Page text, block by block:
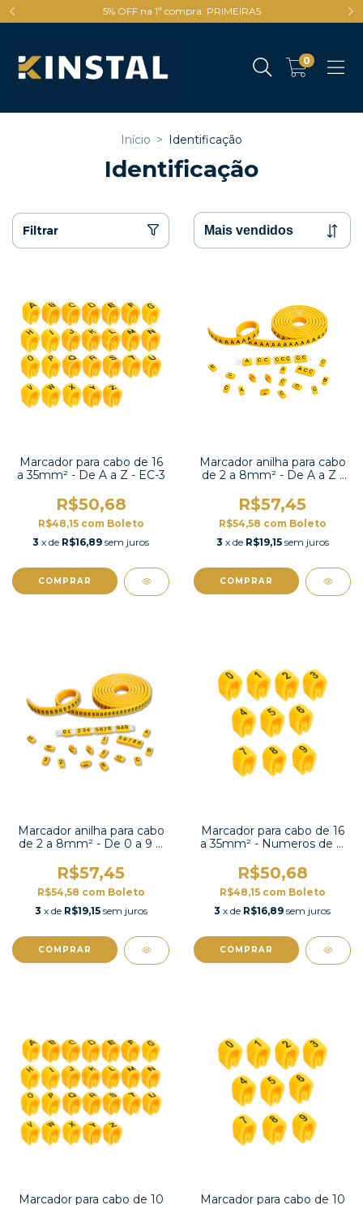
5% OFF na 1ª compra: PRIMEIRA5
0
Início > Identificação
Identificação
Filtrar
Marcador para cabo de 16
a 35mm² - De A a Z - EC-3
R$50,68
R$48,15 com Boleto
3 x de R$16,89 sem juros
COMPRAR
Marcador anilha para cabo
de 2 a 8mm² - De A a Z -
R$57,45
R$54,58 com Boleto
3 x de R$19,15 sem juros
COMPRAR
Marcador anilha para cabo
de 2 a 8mm² - De 0 a 9 e
R$57,45
R$54,58 com Boleto
3 x de R$19,15 sem juros
COMPRAR
Marcador para cabo de 16
a 35mm² - Numeros de 0
R$50,68
R$48,15 com Boleto
3 x de R$16,89 sem juros
COMPRAR
Marcador para cabo de 10
Marcador para cabo de 10